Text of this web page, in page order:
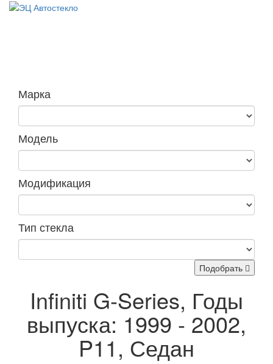
Марка
Модель
Модификация
Тип стекла
Подобрать
Infiniti G-Series, Годы
выпуска: 1999 - 2002,
P11, Седан